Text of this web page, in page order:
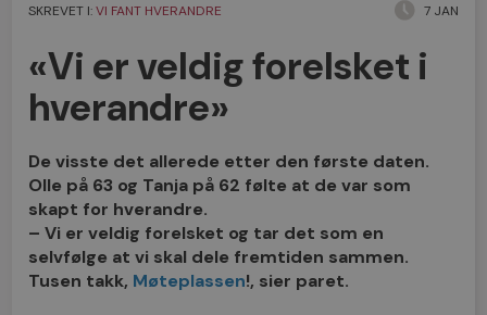
SKREVET I:VI FANT HVERANDRE 7 JAN
«Vi er veldig forelsket i
hverandre»
De visste det allerede etter den første daten.
Olle på 63 og Tanja på 62 følte at de var som
skapt for hverandre.
– Vi er veldig forelsket og tar det som en
selvfølge at vi skal dele fremtiden sammen.
Tusen takk, Møteplassen!, sier paret.